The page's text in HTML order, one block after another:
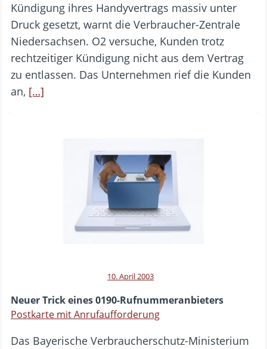
Kündigung ihres Handyvertrags massiv unter
Druck gesetzt, warnt die Verbraucher-Zentrale
Niedersachsen. O2 versuche, Kunden trotz
rechtzeitiger Kündigung nicht aus dem Vertrag
zu entlassen. Das Unternehmen rief die Kunden
an, […]
10. April 2003
Neuer Trick eines 0190-Rufnummeranbieters
Postkarte mit Anrufaufforderung
Das Bayerische Verbraucherschutz-Ministerium